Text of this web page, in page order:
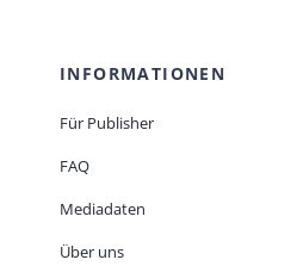
INFORMATIONEN
Für Publisher
FAQ
Mediadaten
Über uns